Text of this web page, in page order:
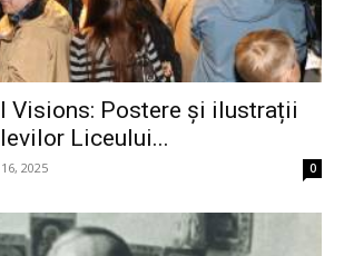
Visions: Postere și ilustrații
Liceului...
2025 0